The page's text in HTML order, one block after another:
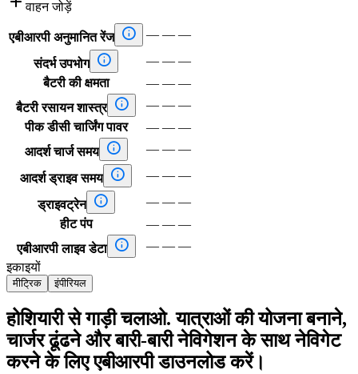
वाहन जोड़ें
एबीआरपी अनुमानित रेंज  — — —
संदर्भ उपभोग  — — —
बैटरी की क्षमता
— — —
बैटरी रसायन शास्त्र  — — —
पीक डीसी चार्जिंग पावर
— — —
आदर्श चार्ज समय
 — — —
आदर्श ड्राइव समय  — — —
ड्राइवट्रेन  — — —
हीट पंप
— — —
एबीआरपी लाइव डेटा
 — — —
इकाइयों
मीट्रिक इंपीरियल
होशियारी से गाड़ी चलाओ. यात्राओं की योजना बनाने,
चार्जर ढूंढने और बारी-बारी नेविगेशन के साथ नेविगेट
करने के लिए एबीआरपी डाउनलोड करें।